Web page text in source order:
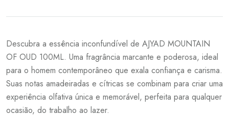
Descubra a essência inconfundível de AJYAD MOUNTAIN
OF OUD 100ML. Uma fragrância marcante e poderosa, ideal
para o homem contemporâneo que exala confiança e carisma.
Suas notas amadeiradas e cítricas se combinam para criar uma
experiência olfativa única e memorável, perfeita para qualquer
ocasião, do trabalho ao lazer.